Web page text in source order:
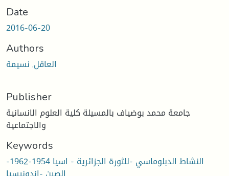
Date
2016-06-20
Authors
العاقل, نسيمة
Publisher
جامعة محمد بوضياف بالمسيلة كلية العلوم الانسانية
والاجتماعية
Keywords
النشاط الدبلوماسي -للثورة الجزائرية - اسيا 1954-1962-